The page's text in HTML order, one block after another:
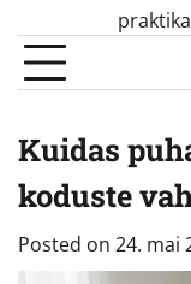
content
Kuidas
koduste
Posted on 24. mai